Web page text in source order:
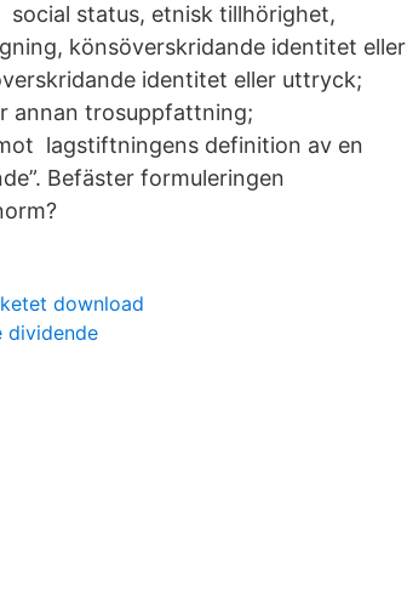
status, etnisk tillhörighet,
könsöverskridande identitet eller
identitet eller uttryck;
annan trosuppfattning;
lagstiftningens definition av en
Befäster formuleringen
download
dividende